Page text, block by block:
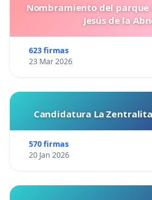
Nombramiento del parque
Jesús de la
623 firmas
23 Mar 2026
Candidatura La
570 firmas
20 Jan 2026